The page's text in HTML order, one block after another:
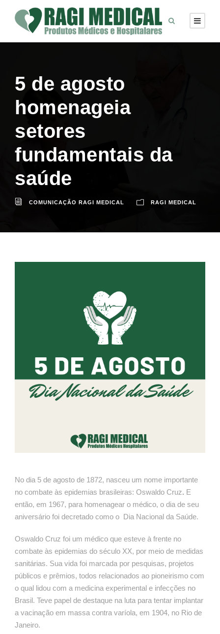
5 de agosto
homenageia
setores
fundamentais da
saúde
COMUNICAÇÃO RAGI MEDICAL RAGI MEDICAL
No dia 5 de agosto de 1872, nasceu um nome importante
no combate às epidemias brasileiras: Oswaldo Cruz. E
então, em 1967, para homenagear o médico, o dia de seu
aniversário foi decretado como o Dia Nacional da Saúde.
Oswaldo Cruz foi um médico que esteve à frente no
combate às epidemias do século XX, por meio de medidas
sanitárias. Sua vida foi marcada por pesquisas, projetos
públicos e prêmios, todos relacionados ao pioneirismo com
o qual lidou com a medicina experimental e infecções no
Brasil. Teve papel de destaque na luta para tentar implantar
a vacinação em massa contra varíola, em 1904, no Rio de
Janeiro.